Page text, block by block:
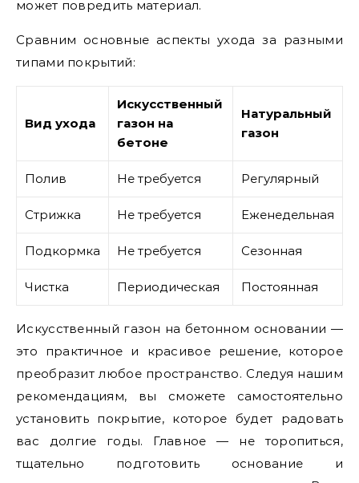
может повредить материал.
Сравним основные аспекты ухода за разными
типами покрытий:
Вид ухода
Искусственный
газон на
бетоне
Натуральный
газон
Полив Не требуется Регулярный
Стрижка Не требуется Еженедельная
Подкормка Не требуется Сезонная
Чистка Периодическая Постоянная
Искусственный газон на бетонном основании —
это практичное и красивое решение, которое
преобразит любое пространство. Следуя нашим
рекомендациям, вы сможете самостоятельно
установить покрытие, которое будет радовать
вас долгие годы. Главное — не торопиться,
тщательно подготовить основание и